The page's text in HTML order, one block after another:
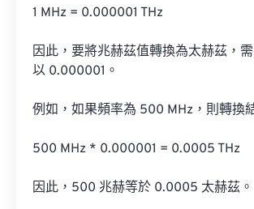
1 MHz = 0.000001 THz
因此，要將兆赫茲值轉換為太赫茲，
以 0.000001。
例如，如果頻率為 500 MHz，則轉換
500 MHz * 0.000001 = 0.0005 THz
因此，500 兆赫等於 0.0005 太赫茲。